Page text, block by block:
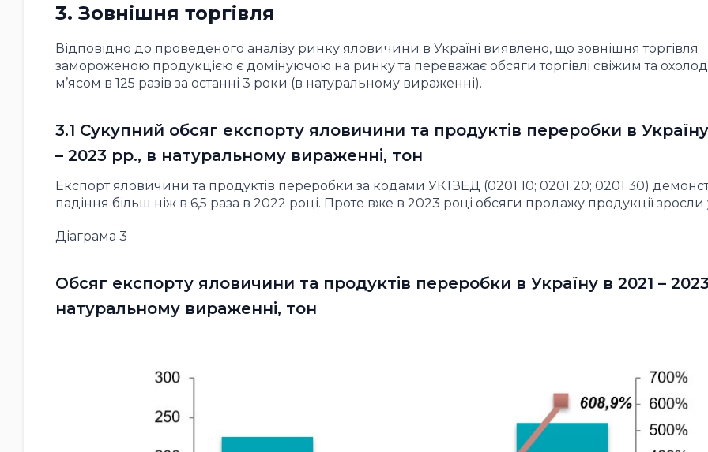
3. Зовнішня торгівля
Відповідно до проведеного аналізу ринку яловичини в Україні виявлено, що зовнішня торгівля
замороженою продукцією є домінуючою на ринку та переважає обсяги торгівлі свіжим та
м’ясом в 125 разів за останні 3 роки (в натуральному вираженні).
3.1 Сукупний обсяг експорту яловичини та продуктів переробки в Україну
– 2023 рр., в натуральному вираженні, тон
Експорт яловичини та продуктів переробки за кодами УКТЗЕД (0201 10; 0201 20; 0201 30)
падіння більш ніж в 6,5 раза в 2022 році. Проте вже в 2023 році обсяги продажу продукції зросли
Діаграма 3
Обсяг експорту яловичини та продуктів переробки в Україну в 2021 –
натуральному вираженні, тон